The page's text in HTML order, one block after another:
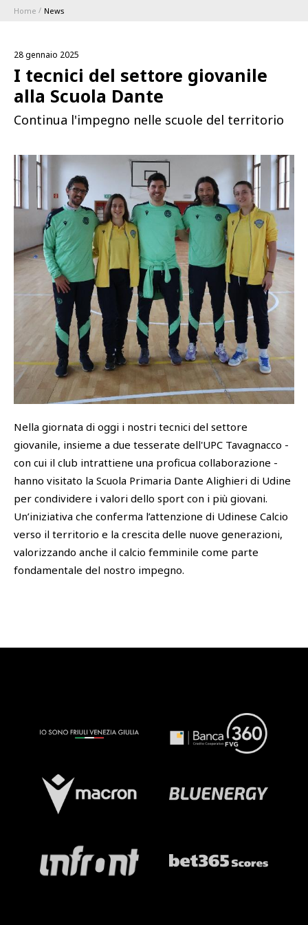
1896 MEMBERSHIP PROGRAM
STAGIONE
Serie A
Coppa Italia
Calendari e Risultati
Classifiche
Academy
Cattedra Universidad Europea
Esports
BLUENERGY STADIUM
MEETING CENTER
SPONSOR
SQUADRE
SHOP
PHOTOGALLERY
Home News
28 gennaio 2025
I tecnici del settore giovanile
alla Scuola Dante
Continua l'impegno nelle scuole del territorio
Nella giornata di oggi i nostri tecnici del settore
giovanile, insieme a due tesserate dell'UPC Tavagnacco -
con cui il club intrattiene una proficua collaborazione -
hanno visitato la Scuola Primaria Dante Alighieri di Udine
per condividere i valori dello sport con i più giovani.
Un’iniziativa che conferma l’attenzione di Udinese Calcio
verso il territorio e la crescita delle nuove generazioni,
valorizzando anche il calcio femminile come parte
fondamentale del nostro impegno.